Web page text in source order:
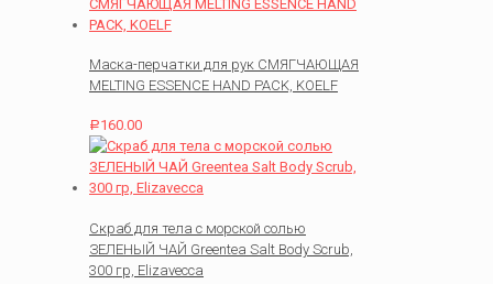
Маска-перчатки для рук СМЯГЧАЮЩАЯ
MELTING ESSENCE HAND PACK, KOELF
Р 160.00
Скраб для тела с морской солью
ЗЕЛЕНЫЙ ЧАЙ Greentea Salt Body Scrub,
300 гр, Elizavecca